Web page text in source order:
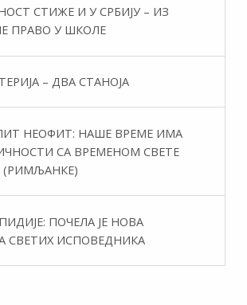
СТИЖЕ И У СРБИЈУ – ИЗ
ПРАВО У ШКОЛЕ
– ДВА СТАНОЈА
НЕОФИТ: НАШЕ ВРЕМЕ ИМА
СА ВРЕМЕНОМ СВЕТЕ
(РИМЉАНКЕ)
ПОЧЕЛА ЈЕ НОВА
СВЕТИХ ИСПОВЕДНИКА